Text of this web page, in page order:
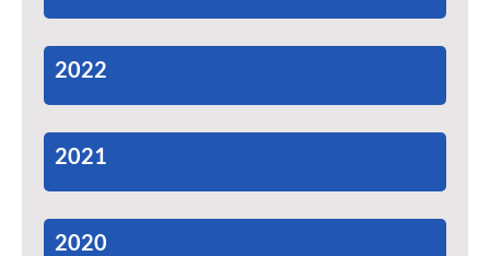
2022
2021
2020